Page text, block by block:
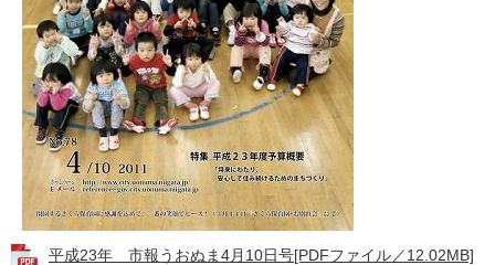
平成23年 市報うおぬま4月10日号[PDFファイル／12.02MB]